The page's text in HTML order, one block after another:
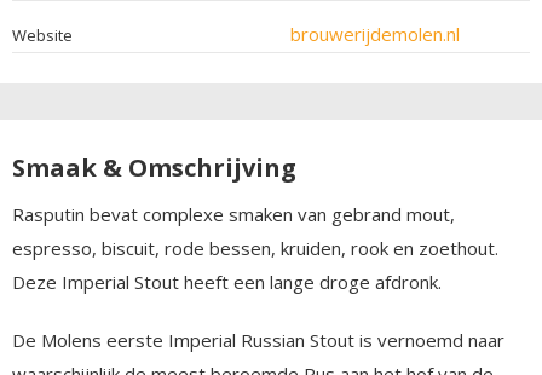
Website brouwerijdemolen.nl
Smaak & Omschrijving
Rasputin bevat complexe smaken van gebrand mout,
espresso, biscuit, rode bessen, kruiden, rook en zoethout.
Deze Imperial Stout heeft een lange droge afdronk.
De Molens eerste Imperial Russian Stout is vernoemd naar